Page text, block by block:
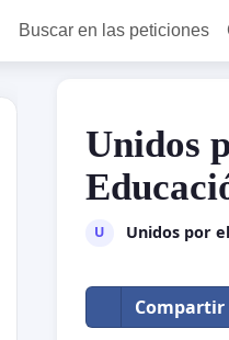
Buscar en las peticiones
Unidos
U Unidos por
Compartir